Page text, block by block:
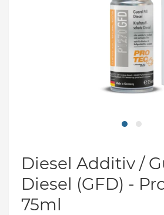
Diesel Additiv /
Diesel (GFD) -
75ml